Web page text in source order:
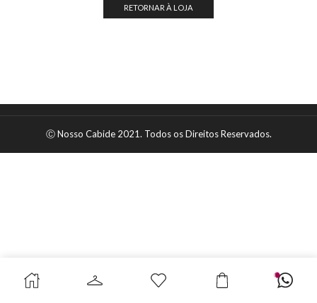
RETORNAR À LOJA
Ⓒ Nosso Cabide 2021. Todos os Direitos Reservados.